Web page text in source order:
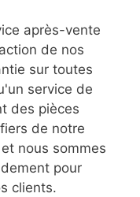
après-vente
de nos
sur toutes
service de
des pièces
de notre
nous sommes
pour
clients.